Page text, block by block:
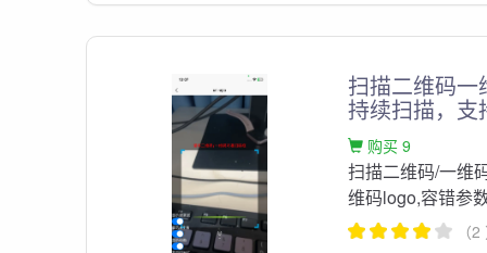
扫描二维码
持续扫描，支
购买 9
扫描二维码/一维
维码logo,容错参
（